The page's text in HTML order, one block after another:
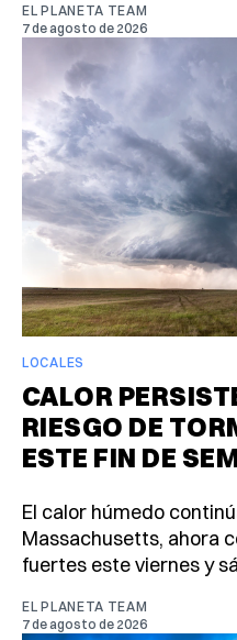
EL PLANETA TEAM
7 de agosto de 2026
LOCALES
CALOR
RIESGO DE
ESTE FIN DE
El calor húmedo
Massachusetts, ahora
fuertes este viernes y
EL PLANETA TEAM
7 de agosto de 2026